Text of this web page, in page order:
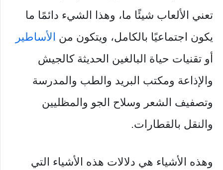
تعني الألعاب شيئًا ما، وهذا الشيء دائمًا ما
يكون اجتماعيًا بالكامل، ويتكون من الأساطير
أو تقنيات حياة البالغين الحديثة كالجيش
والإذاعة ومكتب البريد والطب والمدرسة
وتصفيف الشعر وسلاح الجو والمظليين
والنقل بالقطارات.
وهذه الأشياء هي دلالات هذه الأشياء التي